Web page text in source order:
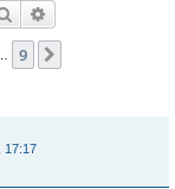
Rechercher
9
17:17